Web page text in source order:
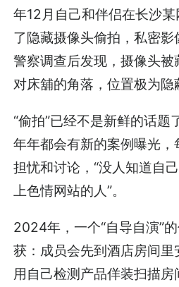
年12月自己和伴侣在长沙
了隐藏摄像头偷拍，私密影
警察调查后发现，摄像头
对床舖的角落，位置极为隐
“偷拍”已经不是新鲜的话题
年年都会有新的案例曝光
担忧和讨论，“没人知道自
上色情网站的人”。
2024年，一个“自导自演”
获：成员会先到酒店房间
用自己检测产品佯装扫描